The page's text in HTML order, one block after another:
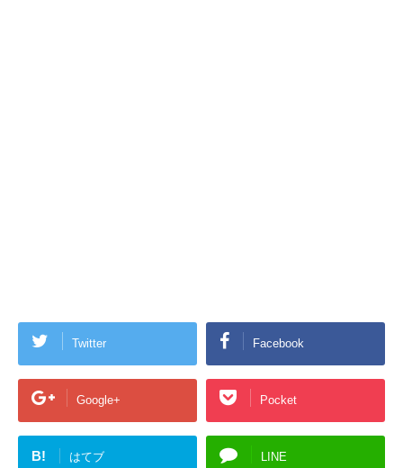
Twitter Facebook
Google+ Pocket
B! はてブ LINE